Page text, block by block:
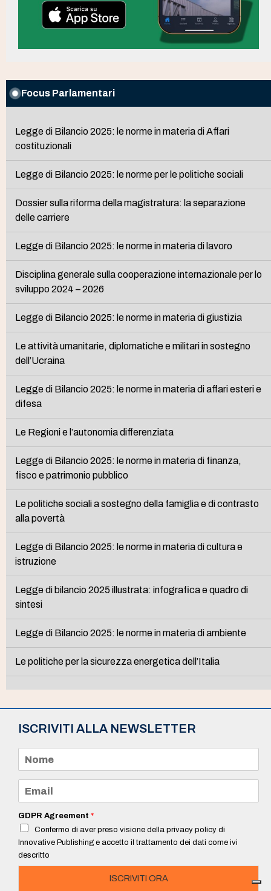
Focus Parlamentari
Legge di Bilancio 2025: le norme in materia di Affari
costituzionali
Legge di Bilancio 2025: le norme per le politiche sociali
Dossier sulla riforma della magistratura: la separazione
delle carriere
Legge di Bilancio 2025: le norme in materia di lavoro
Disciplina generale sulla cooperazione internazionale per lo
sviluppo 2024 – 2026
Legge di Bilancio 2025: le norme in materia di giustizia
Le attività umanitarie, diplomatiche e militari in sostegno
dell’Ucraina
Legge di Bilancio 2025: le norme in materia di affari esteri e
difesa
Le Regioni e l’autonomia differenziata
Legge di Bilancio 2025: le norme in materia di finanza,
fisco e patrimonio pubblico
Le politiche sociali a sostegno della famiglia e di contrasto
alla povertà
Legge di Bilancio 2025: le norme in materia di cultura e
istruzione
Legge di bilancio 2025 illustrata: infografica e quadro di
sintesi
Legge di Bilancio 2025: le norme in materia di ambiente
Le politiche per la sicurezza energetica dell’Italia
ISCRIVITI ALLA NEWSLETTER
m
e
a
i
*
GDPR Agreement *
Confermo di aver preso visione della privacy policy di
Innovative Publishing e accetto il trattamento dei dati come ivi
descritto
ISCRIVITI ORA